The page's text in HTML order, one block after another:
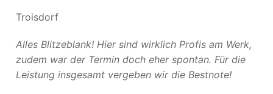
Troisdorf
Alles Blitzeblank! Hier sind wirklich Profis am Werk,
zudem war der Termin doch eher spontan. Für die
Leistung insgesamt vergeben wir die Bestnote!